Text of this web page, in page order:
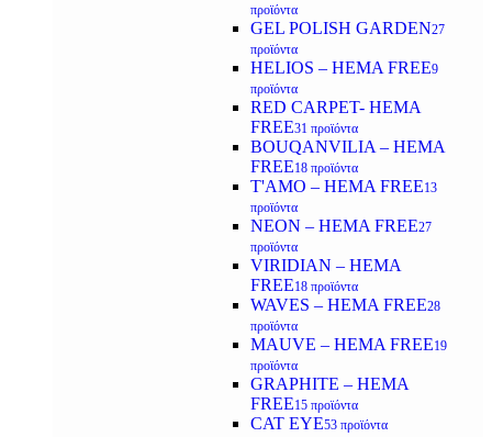
προϊόντα
GEL POLISH GARDEN27
προϊόντα
HELIOS – HEMA FREE9
προϊόντα
RED CARPET- HEMA
FREE31 προϊόντα
BOUQANVILIA – HEMA
FREE18 προϊόντα
T'AMO – HEMA FREE13
προϊόντα
NEON – HEMA FREE27
προϊόντα
VIRIDIAN – HEMA
FREE18 προϊόντα
WAVES – HEMA FREE28
προϊόντα
MAUVE – HEMA FREE19
προϊόντα
GRAPHITE – HEMA
FREE15 προϊόντα
CAT EYE53 προϊόντα